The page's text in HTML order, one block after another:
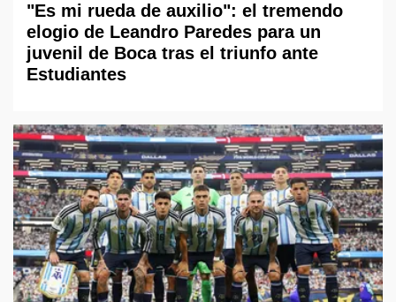
"Es mi rueda de auxilio": el tremendo
elogio de Leandro Paredes para un
juvenil de Boca tras el triunfo ante
Estudiantes